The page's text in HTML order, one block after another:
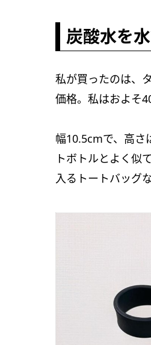
炭酸水を
私が買ったのは、
価格。私はおよそ
幅10.5cmで、高さ
トボトルとよく似
入るトートバッグ